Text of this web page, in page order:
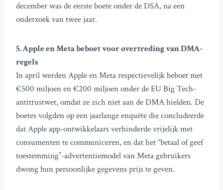
december was de eerste boete onder de DSA, na een
onderzoek van twee jaar.
5. Apple en Meta beboet voor overtreding van DMA-
regels
In april werden Apple en Meta respectievelijk beboet met
€500 miljoen en €200 miljoen onder de EU Big Tech-
antitrustwet, omdat ze zich niet aan de DMA hielden. De
boetes volgden op een jaarlange enquête die concludeerde
dat Apple app-ontwikkelaars verhinderde vrijelijk met
consumenten te communiceren, en dat het “betaal of geef
toestemming”-advertentiemodel van Meta gebruikers
dwong hun persoonlijke gegevens prijs te geven.